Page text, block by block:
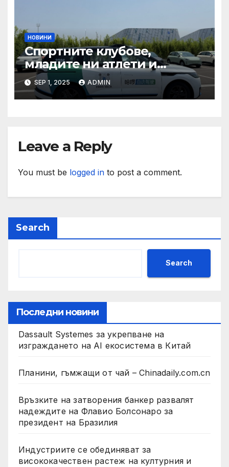
НОВИНИ
Спортните клубове,
младите ни атлети и
техните треньори имат
нужда от нашата подкрепа
и ние ще им я осигурим
SEP 1, 2025 ADMIN
Leave a Reply
You must be logged in to post a comment.
Search
Search
Последни новини
Dassault Systemes за укрепване на
изграждането на AI екосистема в Китай
Планини, гъмжащи от чай – Chinadaily.com.cn
Връзките на затворения банкер развалят
надеждите на Флавио Болсонаро за
президент на Бразилия
Индустриите се обединяват за
висококачествен растеж на културния и